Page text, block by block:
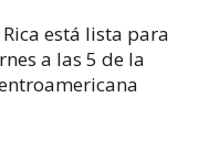
está lista para
a las 5 de la